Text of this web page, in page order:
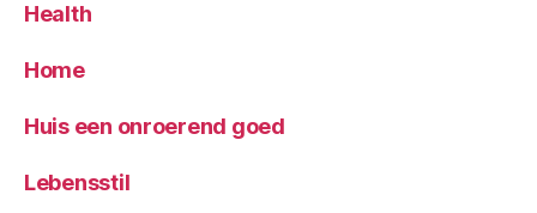
Health
Home
Huis een onroerend goed
Lebensstil